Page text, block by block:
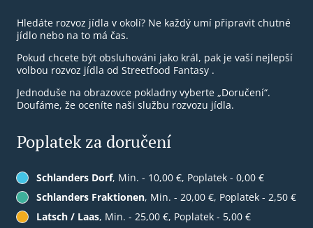
Hledáte rozvoz jídla v okolí? Ne každý umí připravit chutné
jídlo nebo na to má čas.
Pokud chcete být obsluhováni jako král, pak je vaší nejlepší
volbou rozvoz jídla od Streetfood Fantasy .
Jednoduše na obrazovce pokladny vyberte „Doručení“.
Doufáme, že oceníte naši službu rozvozu jídla.
Poplatek za doručení
Schlanders Dorf, Min. - 10,00 €, Poplatek - 0,00 €
Schlanders Fraktionen, Min. - 20,00 €, Poplatek - 2,50 €
Latsch / Laas, Min. - 25,00 €, Poplatek - 5,00 €